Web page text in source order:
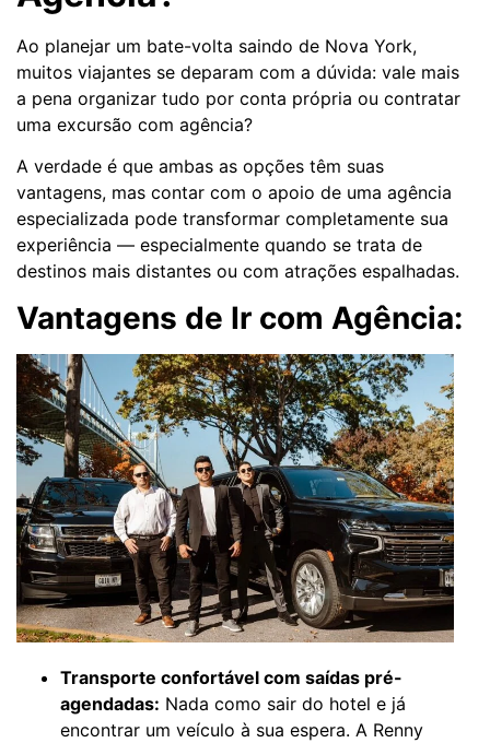
Ao planejar um bate-volta saindo de Nova York,
muitos viajantes se deparam com a dúvida: vale mais
a pena organizar tudo por conta própria ou contratar
uma excursão com agência?
A verdade é que ambas as opções têm suas
vantagens, mas contar com o apoio de uma agência
especializada pode transformar completamente sua
experiência — especialmente quando se trata de
destinos mais distantes ou com atrações espalhadas.
Vantagens de Ir com Agência:
Transporte confortável com saídas pré-
agendadas: Nada como sair do hotel e já
encontrar um veículo à sua espera. A Renny